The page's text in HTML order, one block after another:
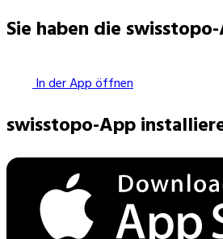
Sie haben die
In der App öffnen
swisstopo-App